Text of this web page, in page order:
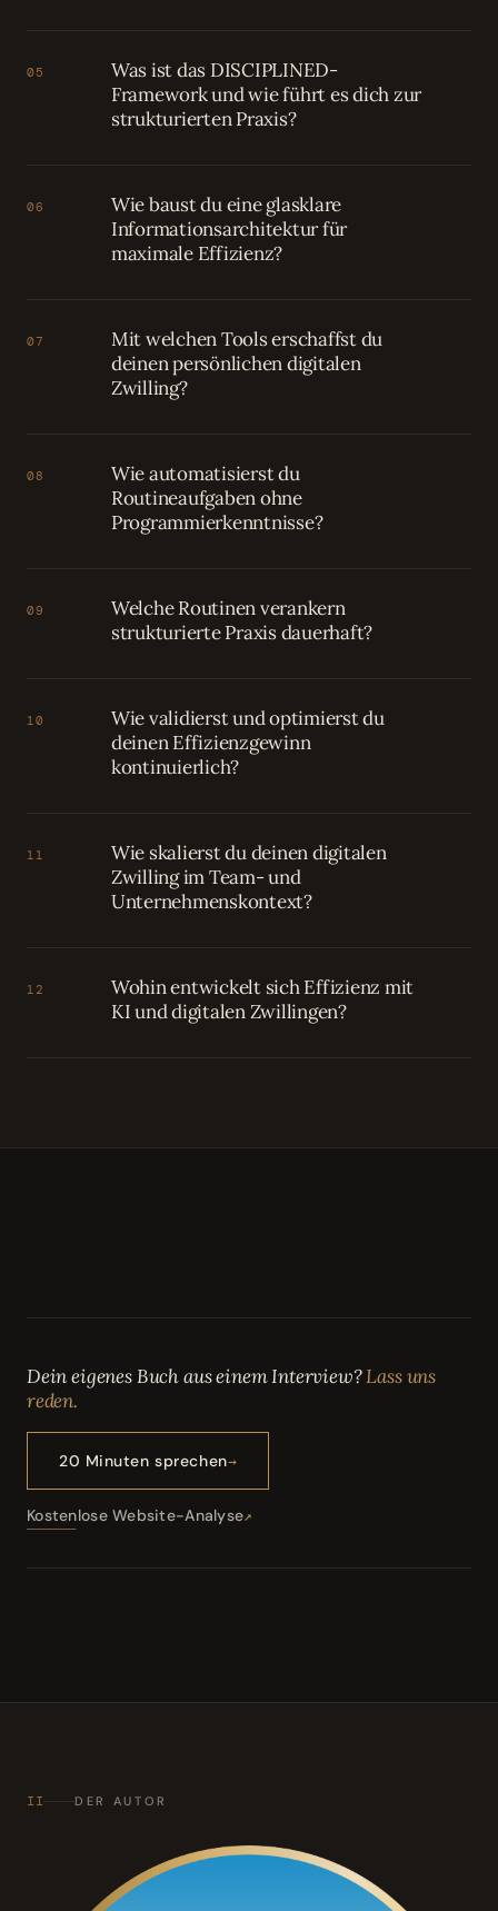
05
Was ist das DISCIPLINED-
Framework und wie führt es dich zur
strukturierten Praxis?
06
Wie baust du eine glasklare
Informationsarchitektur für
maximale Effizienz?
07
Mit welchen Tools erschaffst du
deinen persönlichen digitalen
Zwilling?
08
Wie automatisierst du
Routineaufgaben ohne
Programmierkenntnisse?
09
Welche Routinen verankern
strukturierte Praxis dauerhaft?
10
Wie validierst und optimierst du
deinen Effizienzgewinn
kontinuierlich?
11
Wie skalierst du deinen digitalen
Zwilling im Team- und
Unternehmenskontext?
12
Wohin entwickelt sich Effizienz mit
KI und digitalen Zwillingen?
Dein eigenes Buch aus einem Interview?Lass uns
reden.
20 Minuten sprechen
Kostenlose Website-Analyse
II DER AUTOR